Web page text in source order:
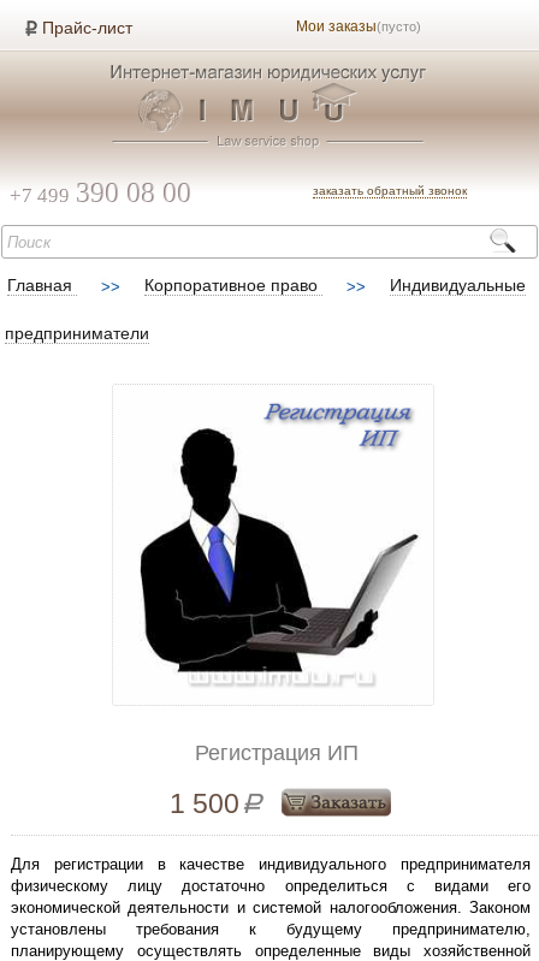
Прайс-лист Мои заказы(пусто)
+7 499 390 08 00 заказать обратный звонок
Главная Корпоративное право Индивидуальные
предприниматели
Регистрация ИП
1 500Р
Для регистрации в качестве индивидуального предпринимателя
физическому лицу достаточно определиться с видами его
экономической деятельности и системой налогообложения. Законом
установлены требования к будущему предпринимателю,
планирующему осуществлять определенные виды хозяйственной